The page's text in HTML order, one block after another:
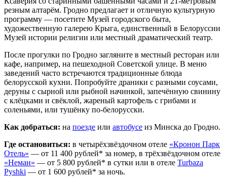
резным алтарём. Гродно предлагает и отличную культурную
программу — посетите Музей городского быта,
художественную галерею Крыга, единственный в Белоруссии
Музей истории религии или местный драматический театр.
После прогулки по Гродно загляните в местный ресторан или
кафе, например, на пешеходной Советской улице. В меню
заведений часто встречаются традиционные блюда
белорусской кухни. Попробуйте драники с разными соусами,
деруны с сырной или рыбной начинкой, запечённую свинину
с клёцками и свёклой, жареный картофель с грибами и
соленьями, или тушёнку по-белорусски.
Как добраться: на поезде или автобусе из Минска до Гродно.
Где остановиться: в четырёхзвёздочном отеле «Кронон Парк
Отель» — от 11 400 рублей* за номер, в трёхзвёздочном отеле
«Неман» — от 5 800 рублей* в сутки или в отеле Turbaza
Pyshki — от 1 600 рублей* за ночь.